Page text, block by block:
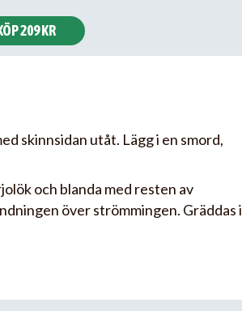
209 KR
skinnsidan utåt. Lägg i en smord,
och blanda med resten av
över strömmingen. Gräddas i